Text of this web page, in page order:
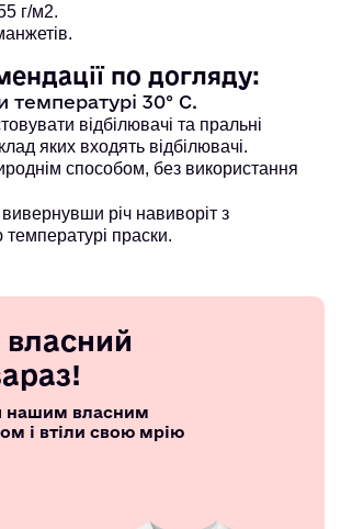
г/м2.
по догляду:
температурі 30° С.
відбілювачі та пральні
яких входять відбілювачі.
способом, без використання
річ навиворіт з
температурі праски.
нашим власним
і втіли свою мрію